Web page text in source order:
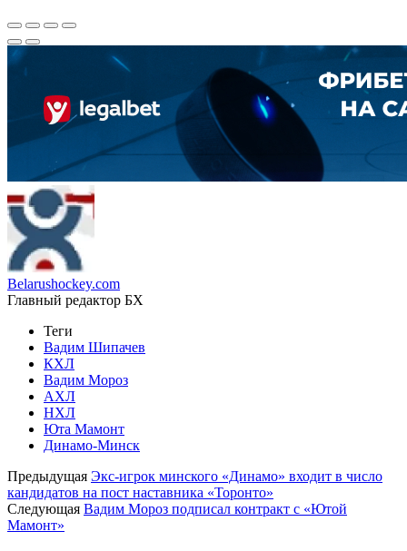
Belarushockey.com
Главный редактор БХ
Теги
Вадим Шипачев
КХЛ
Вадим Мороз
АХЛ
НХЛ
Юта Мамонт
Динамо-Минск
Предыдущая Экс-игрок минского «Динамо» входит в число
кандидатов на пост наставника «Торонто»
Следующая Вадим Мороз подписал контракт с «Ютой
Мамонт»